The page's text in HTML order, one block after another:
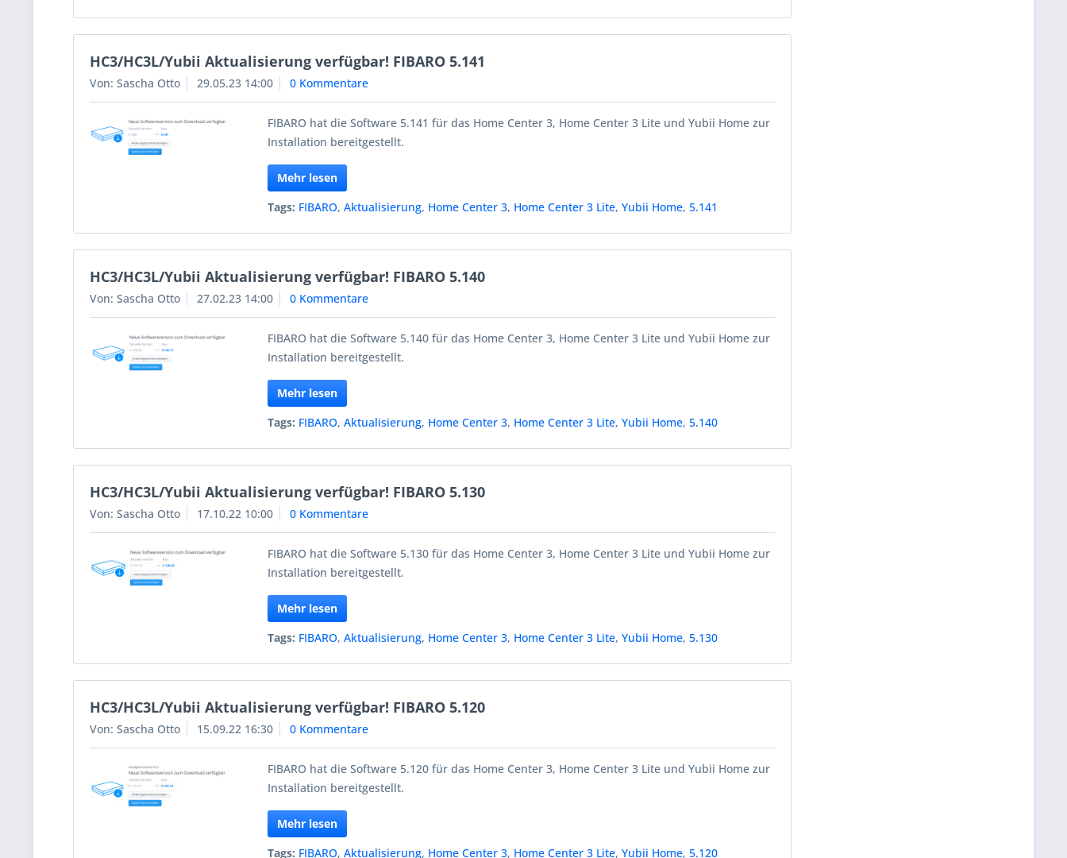
HC3/HC3L/Yubii Aktualisierung verfügbar! FIBARO 5.141
Von: Sascha Otto 29.05.23 14:00 0 Kommentare
FIBARO hat die Software 5.141 für das Home Center 3, Home Center 3 Lite und Yubii Home zur
Installation bereitgestellt.
Mehr lesen
Tags: FIBARO,Aktualisierung, Home Center 3, Home Center 3 Lite,Yubii Home,5.141
HC3/HC3L/Yubii Aktualisierung verfügbar! FIBARO 5.140
Von: Sascha Otto 27.02.23 14:00 0 Kommentare
FIBARO hat die Software 5.140 für das Home Center 3, Home Center 3 Lite und Yubii Home zur
Installation bereitgestellt.
Mehr lesen
Tags: FIBARO,Aktualisierung, Home Center 3, Home Center 3 Lite,Yubii Home,5.140
HC3/HC3L/Yubii Aktualisierung verfügbar! FIBARO 5.130
Von: Sascha Otto 17.10.22 10:00 0 Kommentare
FIBARO hat die Software 5.130 für das Home Center 3, Home Center 3 Lite und Yubii Home zur
Installation bereitgestellt.
Mehr lesen
Tags: FIBARO,Aktualisierung, Home Center 3, Home Center 3 Lite,Yubii Home,5.130
HC3/HC3L/Yubii Aktualisierung verfügbar! FIBARO 5.120
Von: Sascha Otto 15.09.22 16:30 0 Kommentare
FIBARO hat die Software 5.120 für das Home Center 3, Home Center 3 Lite und Yubii Home zur
Installation bereitgestellt.
Mehr lesen
Tags: FIBARO,Aktualisierung, Home Center 3, Home Center 3 Lite,Yubii Home,5.120